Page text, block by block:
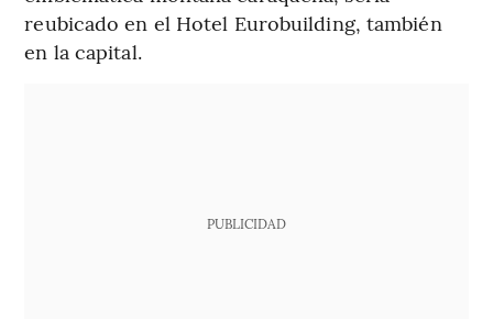
reubicado en el Hotel Eurobuilding, también
en la capital.
PUBLICIDAD